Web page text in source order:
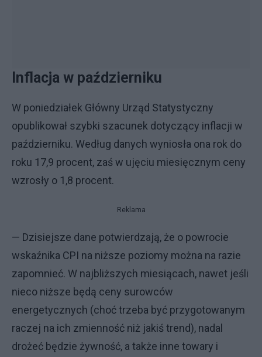
Inflacja w październiku
W poniedziałek Główny Urząd Statystyczny
opublikował szybki szacunek dotyczący inflacji w
październiku. Według danych wyniosła ona rok do
roku 17,9 procent, zaś w ujęciu miesięcznym ceny
wzrosły o 1,8 procent.
Reklama
— Dzisiejsze dane potwierdzają, że o powrocie
wskaźnika CPI na niższe poziomy można na razie
zapomnieć. W najbliższych miesiącach, nawet jeśli
nieco niższe będą ceny surowców
energetycznych (choć trzeba być przygotowanym
raczej na ich zmienność niż jakiś trend), nadal
drożeć będzie żywność, a także inne towary i